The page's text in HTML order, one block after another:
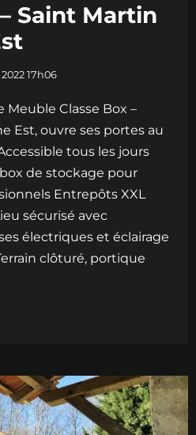
Saint Martin
17h06
Meuble Classe Box –
Est, ouvre ses portes au
tous les jours
de stockage pour
Entrepôts XXL
sécurisé avec
électriques et éclairage
clôturé, portique